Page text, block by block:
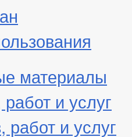
материалы
и услуг
работ и услуг